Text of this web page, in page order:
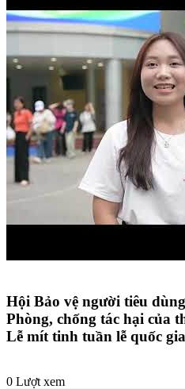
Hội Bảo vệ người tiêu
Phòng, chống tác hại của
Lễ mít tinh tuần lễ quốc
0 Lượt xem